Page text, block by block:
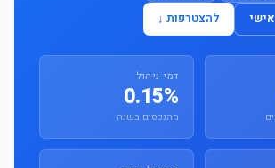
להצטרפות ↓
דמי ניהול
0.15%
מהנכסים בשנה